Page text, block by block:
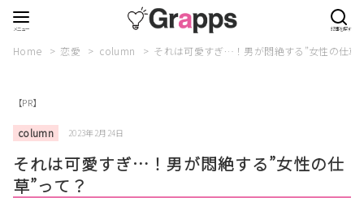
Home 恋愛 column それは可愛すぎ…！男が悶絶する”女性の仕草
【PR】
column 2023年2月24日
それは可愛すぎ…！男が悶絶する”女性の仕
草”って？